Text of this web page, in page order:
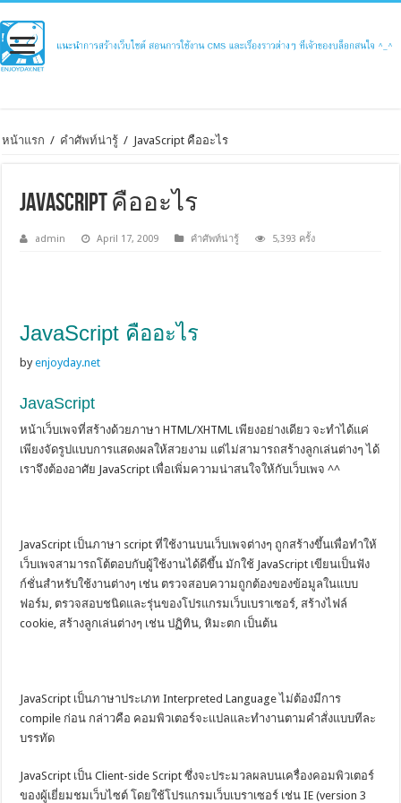
หน้าแรก / คำศัพท์น่ารู้ / JavaScript คืออะไร
JavaScript คืออะไร
admin April 17, 2009 คำศัพท์น่ารู้ 5,393 ครั้ง
JavaScript คืออะไร
byenjoyday.net
JavaScript
หน้าเว็บเพจที่สร้างด้วยภาษา HTML/XHTML เพียงอย่างเดียว จะทำได้แค่
เพียงจัดรูปแบบการแสดงผลให้สวยงาม แต่ไม่สามารถสร้างลูกเล่นต่างๆ ได้
เราจึงต้องอาศัย JavaScript เพื่อเพิ่มความน่าสนใจให้กับเว็บเพจ ^^
JavaScript เป็นภาษา script ที่ใช้งานบนเว็บเพจต่างๆ ถูกสร้างขึ้นเพื่อทำให้
เว็บเพจสามารถโต้ตอบกับผู้ใช้งานได้ดีขึ้น มักใช้ JavaScript เขียนเป็นฟัง
ก์ชั่นสำหรับใช้งานต่างๆ เช่น ตรวจสอบความถูกต้องของข้อมูลในแบบ
ฟอร์ม, ตรวจสอบชนิดและรุ่นของโปรแกรมเว็บเบราเซอร์, สร้างไฟล์
cookie, สร้างลูกเล่นต่างๆ เช่น ปฏิทิน, หิมะตก เป็นต้น
JavaScript เป็นภาษาประเภท Interpreted Language ไม่ต้องมีการ
compile ก่อน กล่าวคือ คอมพิวเตอร์จะแปลและทำงานตามคำสั่งแบบทีละ
บรรทัด
JavaScript เป็น Client-side Script ซึ่งจะประมวลผลบนเครื่องคอมพิวเตอร์
ของผู้เยี่ยมชมเว็บไซต์ โดยใช้โปรแกรมเว็บเบราเซอร์ เช่น IE (version 3